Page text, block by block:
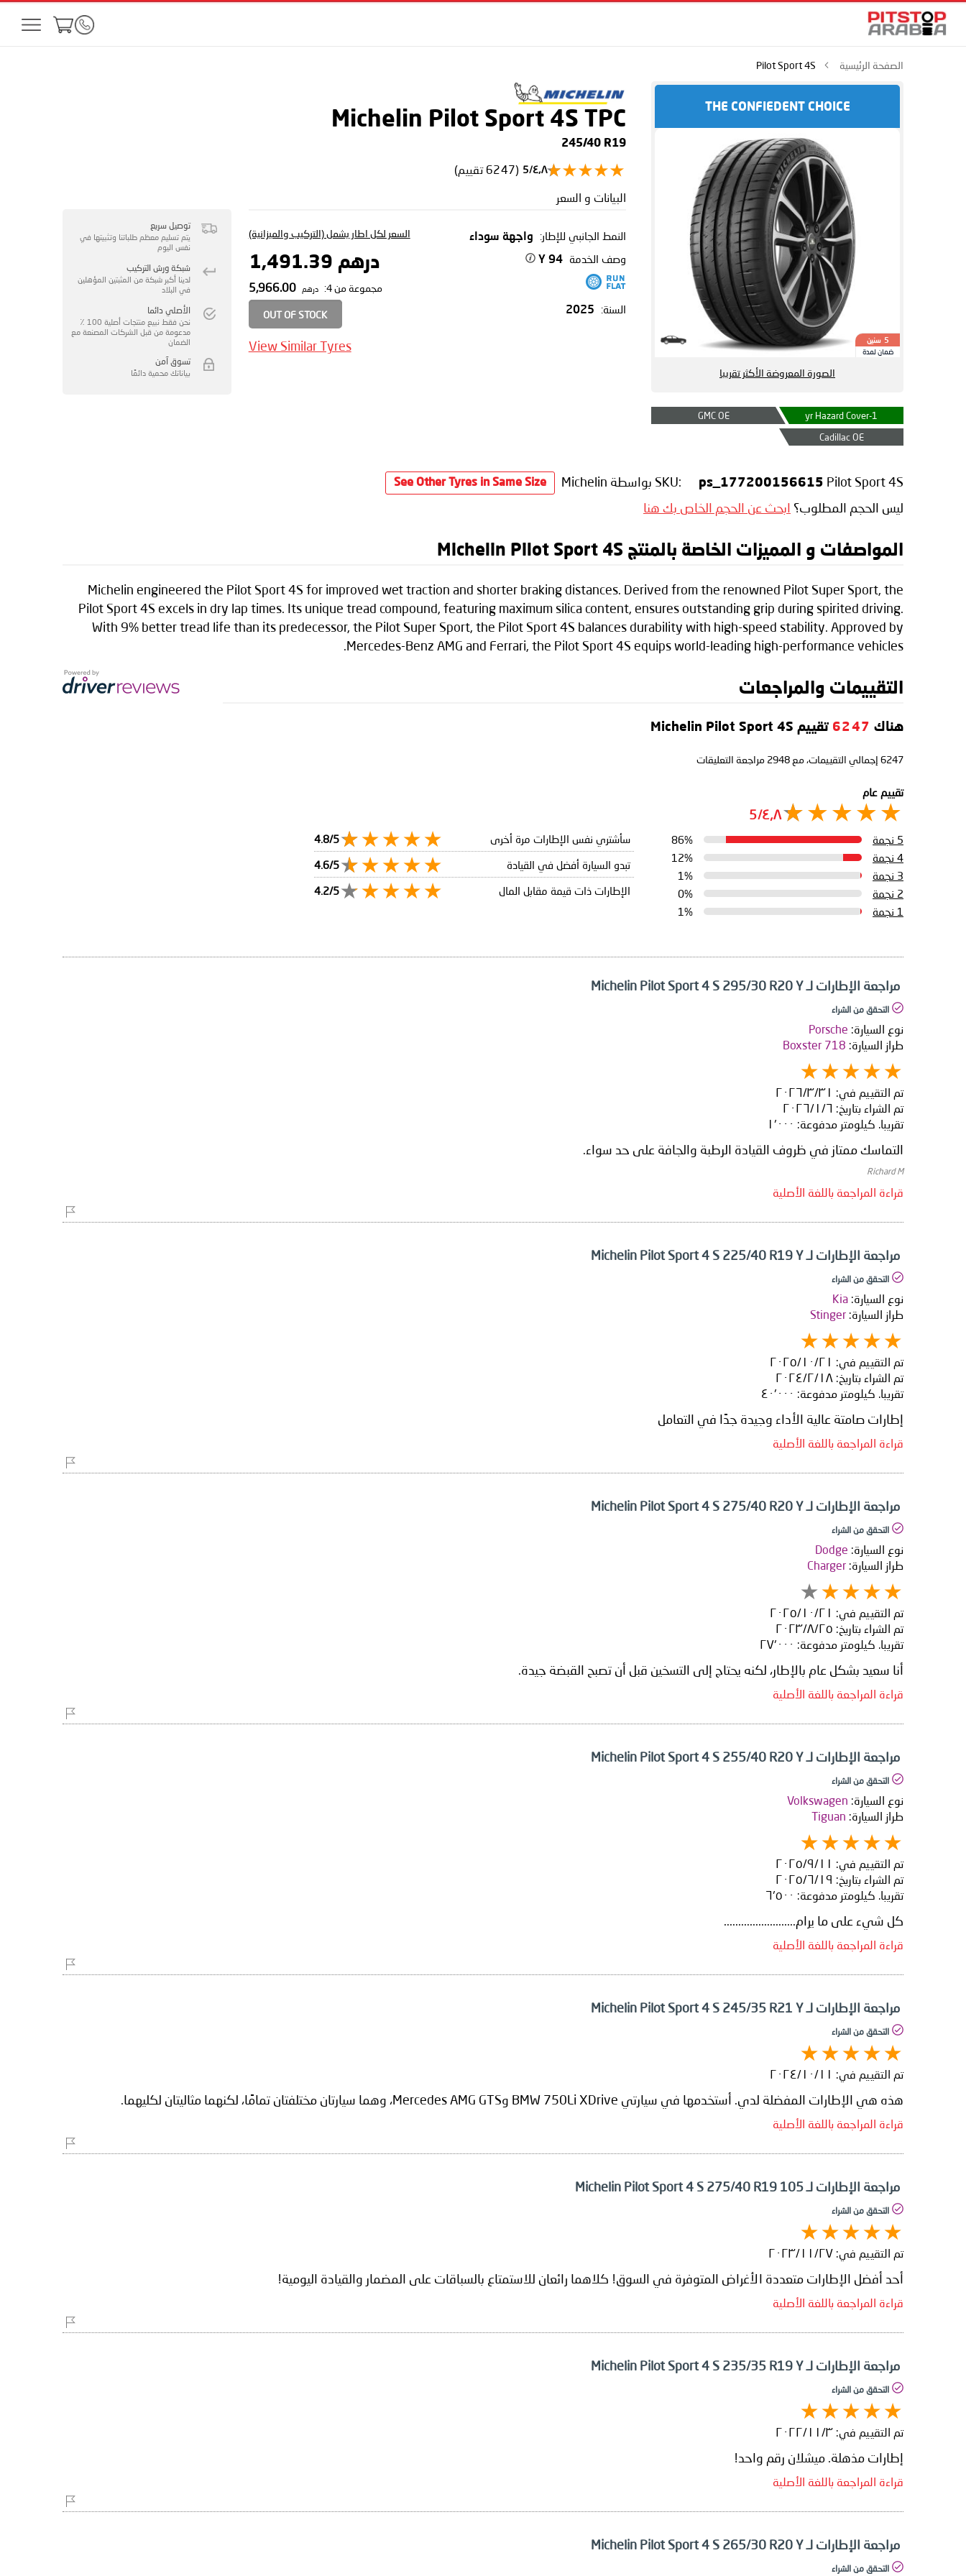
الصفحة الرئيسية Pilot Sport 4S
Michelin Pilot Sport 4S TPC
245/40 R19
٤٫٨/5 (6247 تقييم)
THE CONFIEDENT CHOICE
5 سنين
ضمان لمدة
الصورة المعروضة الأكثر تقريبا
1-yr Hazard Cover
GMC OE
Cadillac OE
البيانات و السعر
النمط الجانبي للإطار: واجهة سوداء
وصف الخدمة 94 Y
السنة: 2025
السعر لكل اطار يشمل (التركيب والميزانية)
درهم 1,491.39
مجموعة من 4: درهم 5,966.00
OUT OF STOCK
View Similar Tyres
توصيل سريع
يتم تسليم معظم طلباتنا وتثبيتها في
نفس اليوم
شبكة ورش التركيب
لدينا أكبر شبكة من المثبتين المؤهلين
في البلاد
الأصلي دائما
نحن فقط نبيع منتجات أصلية 100 ٪
مدعومة من قبل الشركات المصنعة مع
الضمان
تسوق آمن
بياناتك محمية دائمًا
SKU: ps_177200156615 Pilot Sport 4S بواسطة Michelin See Other Tyres in Same Size
ليس الحجم المطلوب؟ ابحث عن الحجم الخاص بك هنا
المواصفات و المميزات الخاصة بالمنتج Michelin Pilot Sport 4S
Michelin engineered the Pilot Sport 4S for improved wet traction and shorter braking distances. Derived from the renowned Pilot Super Sport, the
Pilot Sport 4S excels in dry lap times. Its unique tread compound, featuring maximum silica content, ensures outstanding grip during spirited driving.
With 9% better tread life than its predecessor, the Pilot Super Sport, the Pilot Sport 4S balances durability with high-speed stability. Approved by
Mercedes-Benz AMG and Ferrari, the Pilot Sport 4S equips world-leading high-performance vehicles.
التقييمات والمراجعات
هناك 6247 تقييم Michelin Pilot Sport 4S
6247 إجمالي التقييمات، مع 2948 مراجعة التعليقات
تقييم عام
٤٫٨/5
5 نجمة
86%
4 نجمة
12%
3 نجمة
1%
2 نجمة
0%
1 نجمة
1%
سأشتري نفس الإطارات مرة أخرى
4.8/5
تبدو السيارة أفضل في القيادة
4.6/5
الإطارات ذات قيمة مقابل المال
4.2/5
مراجعة الإطارات لـ Michelin Pilot Sport 4 S 295/30 R20 Y
التحقق من الشراء
نوع السيارة: Porsche
طراز السيارة: Boxster 718
تم التقييم في: ٣١‏/٣‏/٢٠٢٦
تم الشراء بتاريخ: ٦‏/١‏/٢٠٢٦
تقريبا. كيلومتر مدفوعة: ١٬٠٠٠
التماسك ممتاز في ظروف القيادة الرطبة والجافة على حد سواء.
Richard M
قراءة المراجعة باللغة الأصلية
مراجعة الإطارات لـ Michelin Pilot Sport 4 S 225/40 R19 Y
التحقق من الشراء
نوع السيارة: Kia
طراز السيارة: Stinger
تم التقييم في: ٢١‏/١٠‏/٢٠٢٥
تم الشراء بتاريخ: ١٨‏/٢‏/٢٠٢٤
تقريبا. كيلومتر مدفوعة: ٤٠٬٠٠٠
إطارات صامتة عالية الأداء وجيدة جدًا في التعامل
قراءة المراجعة باللغة الأصلية
مراجعة الإطارات لـ Michelin Pilot Sport 4 S 275/40 R20 Y
التحقق من الشراء
نوع السيارة: Dodge
طراز السيارة: Charger
تم التقييم في: ٢١‏/١٠‏/٢٠٢٥
تم الشراء بتاريخ: ٢٥‏/٨‏/٢٠٢٣
تقريبا. كيلومتر مدفوعة: ٢٧٬٠٠٠
أنا سعيد بشكل عام بالإطار، لكنه يحتاج إلى التسخين قبل أن تصبح القبضة جيدة.
قراءة المراجعة باللغة الأصلية
مراجعة الإطارات لـ Michelin Pilot Sport 4 S 255/40 R20 Y
التحقق من الشراء
نوع السيارة: Volkswagen
طراز السيارة: Tiguan
تم التقييم في: ١١‏/٩‏/٢٠٢٥
تم الشراء بتاريخ: ١٩‏/٦‏/٢٠٢٥
تقريبا. كيلومتر مدفوعة: ٦٬٥٠٠
كل شيء على ما يرام.........................
قراءة المراجعة باللغة الأصلية
مراجعة الإطارات لـ Michelin Pilot Sport 4 S 245/35 R21 Y
التحقق من الشراء
تم التقييم في: ١١‏/١٠‏/٢٠٢٤
هذه هي الإطارات المفضلة لدي. أستخدمها في سيارتي BMW 750Li XDrive وMercedes AMG GTS، وهما سيارتان مختلفتان تمامًا، لكنهما مثاليتان لكليهما.
قراءة المراجعة باللغة الأصلية
مراجعة الإطارات لـ Michelin Pilot Sport 4 S 275/40 R19 105
التحقق من الشراء
تم التقييم في: ٢٧‏/١١‏/٢٠٢٣
أحد أفضل الإطارات متعددة الأغراض المتوفرة في السوق! كلاهما رائعان للاستمتاع بالسباقات على المضمار والقيادة اليومية!
قراءة المراجعة باللغة الأصلية
مراجعة الإطارات لـ Michelin Pilot Sport 4 S 235/35 R19 Y
التحقق من الشراء
تم التقييم في: ٣‏/١١‏/٢٠٢٢
إطارات مذهلة. ميشلان رقم واحد!
قراءة المراجعة باللغة الأصلية
مراجعة الإطارات لـ Michelin Pilot Sport 4 S 265/30 R20 Y
التحقق من الشراء